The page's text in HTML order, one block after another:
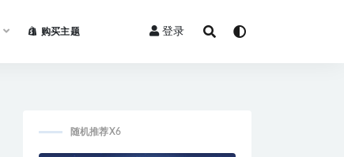
购买主题 登录
随机推荐X6